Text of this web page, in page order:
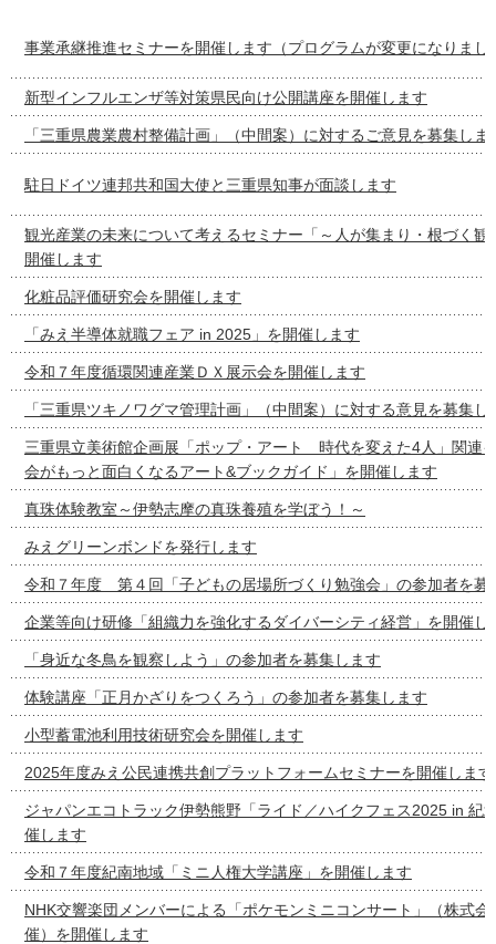
事業承継推進セミナーを開催します（プログラムが変更になりまし
新型インフルエンザ等対策県民向け公開講座を開催します
「三重県農業農村整備計画」（中間案）に対するご意見を募集しま
駐日ドイツ連邦共和国大使と三重県知事が面談します
観光産業の未来について考えるセミナー「～人が集まり・根づく観
開催します
化粧品評価研究会を開催します
「みえ半導体就職フェア in 2025」を開催します
令和７年度循環関連産業ＤＸ展示会を開催します
「三重県ツキノワグマ管理計画」（中間案）に対する意見を募集し
三重県立美術館企画展「ポップ・アート 時代を変えた4人」関連
会がもっと面白くなるアート&ブックガイド」を開催します
真珠体験教室～伊勢志摩の真珠養殖を学ぼう！～
みえグリーンボンドを発行します
令和７年度 第４回「子どもの居場所づくり勉強会」の参加者を募
企業等向け研修「組織力を強化するダイバーシティ経営」を開催し
「身近な冬鳥を観察しよう」の参加者を募集します
体験講座「正月かざりをつくろう」の参加者を募集します
小型蓄電池利用技術研究会を開催します
2025年度みえ公民連携共創プラットフォームセミナーを開催します
ジャパンエコトラック伊勢熊野「ライド／ハイクフェス2025 in 紀
催します
令和７年度紀南地域「ミニ人権大学講座」を開催します
NHK交響楽団メンバーによる「ポケモンミニコンサート」（株式会
催）を開催します